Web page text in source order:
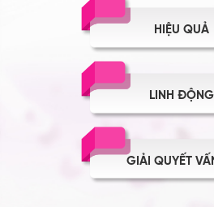
HIỆU QUẢ
LINH ĐỘNG
GIẢI QUYẾT